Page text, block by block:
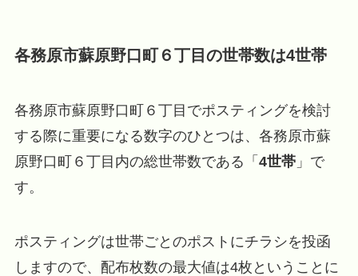
各務原市蘇原野口町６丁目の世帯数は4世帯
各務原市蘇原野口町６丁目でポスティングを検討
する際に重要になる数字のひとつは、各務原市蘇
原野口町６丁目内の総世帯数である「 4世帯」で
す。
ポスティングは世帯ごとのポストにチラシを投函
しますので、配布枚数の最大値は4枚ということに